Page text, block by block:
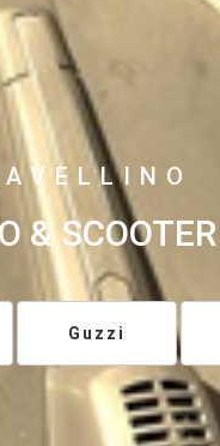
& SCOOTER
Guzzi